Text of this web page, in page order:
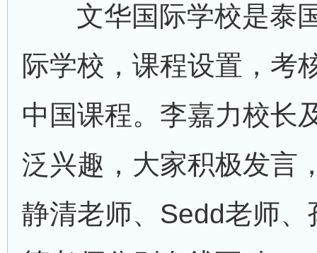
文华国际学校是泰
际学校，课程设置，考
中国课程。李嘉力校长
泛兴趣，大家积极发言
静清老师、Sedd老师